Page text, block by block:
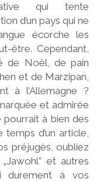
qui tente
d’un pays qui ne
écorche les
être. Cependant,
de Noël, de pain
et de Marzipan,
à l’Allemagne ?
et admirée
pourrait à bien des
d’un article,
préjugés, oubliez
et autres
durement à vos